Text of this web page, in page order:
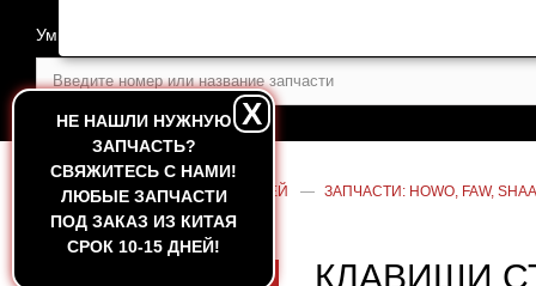
НЕ НАШЛИ НУЖНУЮ
ЗАПЧАСТЬ?
CВЯЖИТЕСЬ С НАМИ!
ЛЮБЫЕ ЗАПЧАСТИ
ПОД ЗАКАЗ ИЗ КИТАЯ
СРОК 10-15 ДНЕЙ!
X
Умный поиск
ГЛАВНАЯ — КАТАЛОГ ЗАПЧАСТЕЙ — ЗАПЧАСТИ: HOWO, FAW,
HOWO A7
КЛАВИШИ